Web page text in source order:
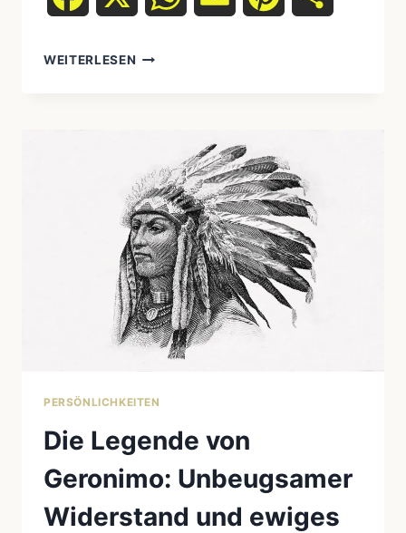
WEITERLESEN MYTHOS
GESCHICHTE
HINTER
POCAHONTAS
PERSÖNLICHKEITEN
Die Legende von
Geronimo: Unbeugsamer
Widerstand und ewiges